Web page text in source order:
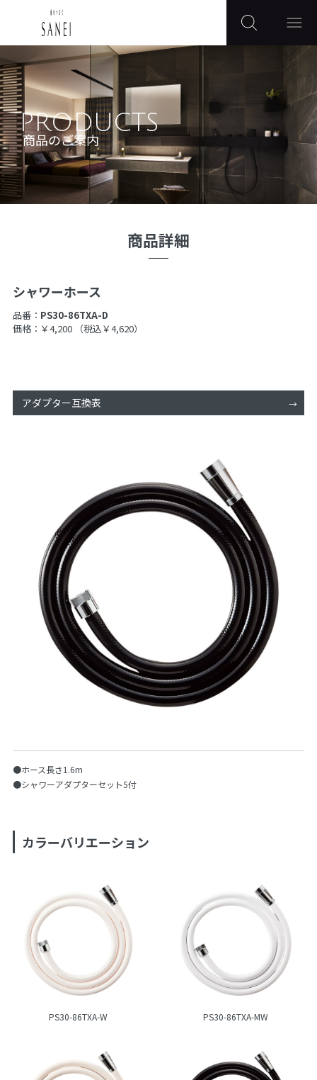
PRODUCTS
商品のご案内
商品詳細
シャワーホース
品番： PS30-86TXA-D
価格：￥4,200
（税込￥4,620）
アダプター互換表
●ホース長さ1.6m
●シャワーアダプターセット5付
カラーバリエーション
PS30-86TXA-W PS30-86TXA-MW